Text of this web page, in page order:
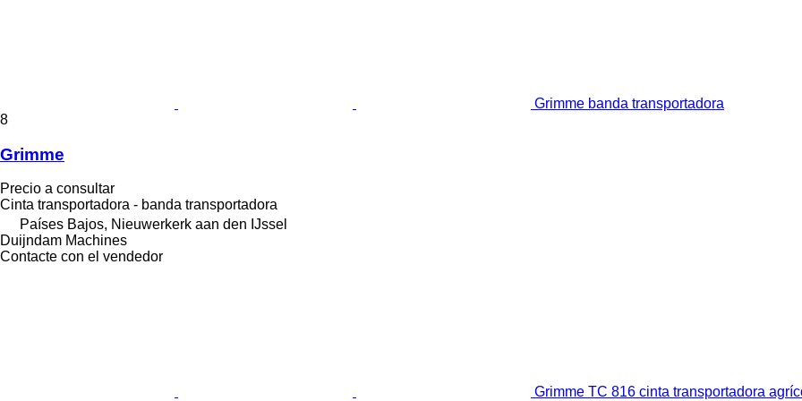
Grimme banda transportadora
8
Grimme
Precio a consultar
Cinta transportadora - banda transportadora
Países Bajos, Nieuwerkerk aan den IJssel
Duijndam Machines
Contacte con el vendedor
Grimme TC 816 cinta transportadora